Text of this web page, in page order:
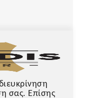
σας. Επίσης